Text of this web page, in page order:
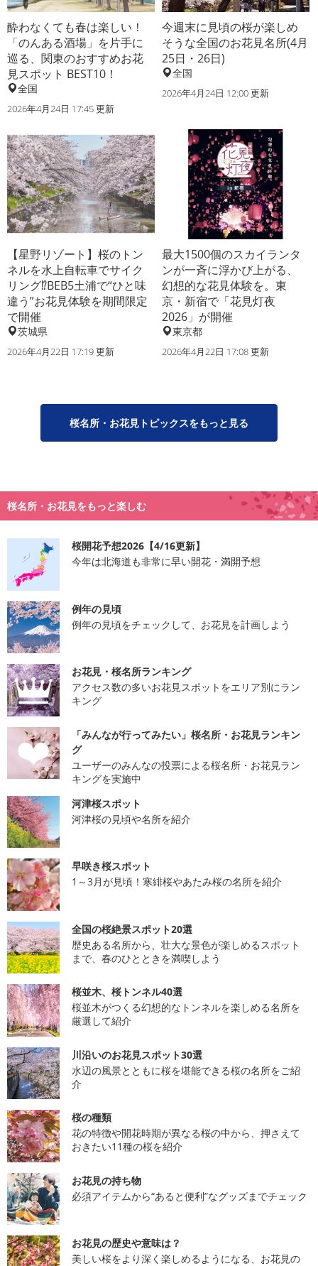
酔わなくても春は楽しい！
「のんある酒場」を片手に
巡る、関東のおすすめお花
見スポット BEST10！
全国
2026年4月24日 17:45 更新
今週末に見頃の桜が楽しめ
そうな全国のお花見名所(4月
25日・26日)
全国
2026年4月24日 12:00 更新
【星野リゾート】桜のトン
ネルを水上自転車でサイク
リング⁉BEB5土浦で“ひと味
違う”お花見体験を期間限定
で開催
茨城県
2026年4月22日 17:19 更新
最大1500個のスカイランタ
ンが一斉に浮かび上がる、
幻想的な花見体験を。東
京・新宿で「花見灯夜
2026」が開催
東京都
2026年4月22日 17:08 更新
桜名所・お花見トピックスをもっと見る
桜名所・お花見をもっと楽しむ
桜開花予想2026【4/16更新】
今年は北海道も非常に早い開花・満開予想
例年の見頃
例年の見頃をチェックして、お花見を計画しよう
お花見・桜名所ランキング
アクセス数の多いお花見スポットをエリア別にラン
キング
「みんなが行ってみたい」桜名所・お花見ランキン
グ
ユーザーのみんなの投票による桜名所・お花見ラン
キングを実施中
河津桜スポット
河津桜の見頃や名所を紹介
早咲き桜スポット
1～3月が見頃！寒緋桜やあたみ桜の名所を紹介
全国の桜絶景スポット20選
歴史ある名所から、壮大な景色が楽しめるスポット
まで、春のひとときを満喫しよう
桜並木、桜トンネル40選
桜並木がつくる幻想的なトンネルを楽しめる名所を
厳選して紹介
川沿いのお花見スポット30選
水辺の風景とともに桜を堪能できる桜の名所をご紹
介
桜の種類
花の特徴や開花時期が異なる桜の中から、押さえて
おきたい11種の桜を紹介
お花見の持ち物
必須アイテムから“あると便利”なグッズまでチェック
お花見の歴史や意味は？
美しい桜をより深く楽しめるようになる、お花見の